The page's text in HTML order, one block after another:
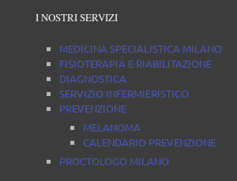
I NOSTRI SERVIZI
MEDICINA SPECIALISTICA MILANO
FISIOTERAPIA E RIABILITAZIONE
DIAGNOSTICA
SERVIZIO INFERMIERISTICO
PREVENZIONE
MELANOMA
CALENDARIO PREVENZIONE
PROCTOLOGO MILANO